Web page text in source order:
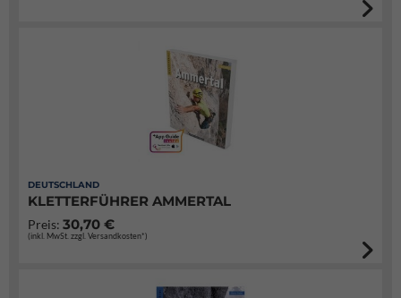
DEUTSCHLAND
KLETTERFÜHRER AMMERTAL
Preis: 30,70 €
(inkl. MwSt. zzgl. Versandkosten*)